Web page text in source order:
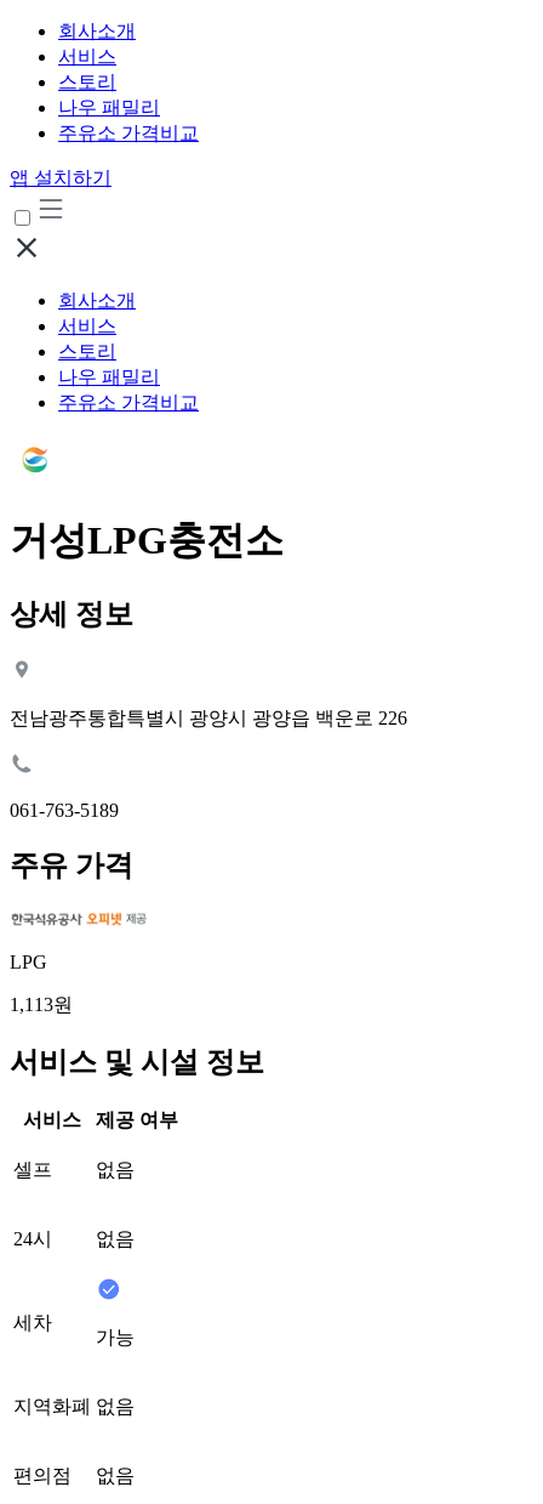
회사소개
서비스
스토리
나우 패밀리
주유소 가격비교
앱 설치하기
회사소개
서비스
스토리
나우 패밀리
주유소 가격비교
거성LPG충전소
상세 정보
전남광주통합특별시 광양시 광양읍 백운로 226
061-763-5189
주유 가격
LPG
1,113원
서비스 및 시설 정보
서비스 제공 여부
셀프 없음
24시 없음
세차
가능
지역화폐 없음
편의점 없음